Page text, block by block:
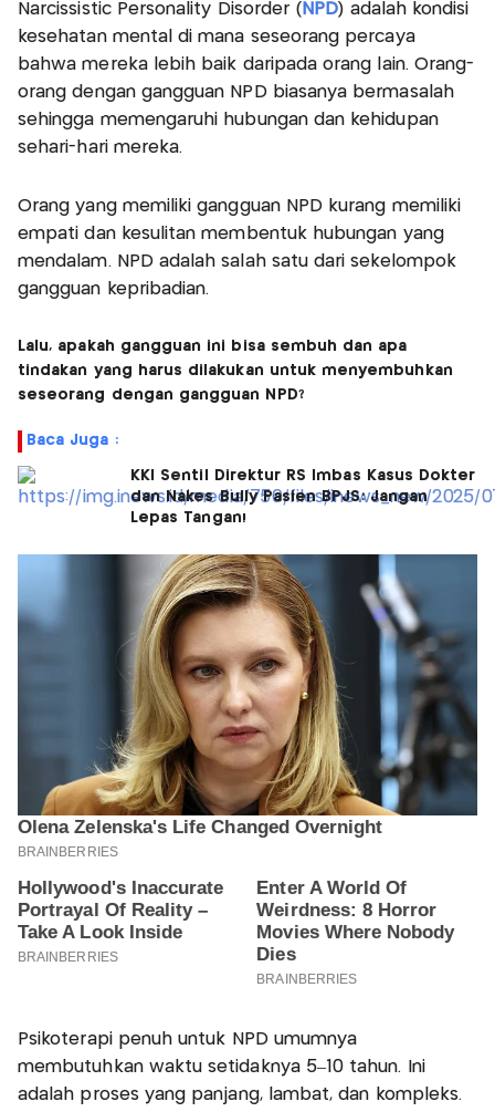
Narcissistic Personality Disorder ( NPD) adalah kondisi
kesehatan mental di mana seseorang percaya
bahwa mereka lebih baik daripada orang lain. Orang-
orang dengan gangguan NPD biasanya bermasalah
sehingga memengaruhi hubungan dan kehidupan
sehari-hari mereka.
Orang yang memiliki gangguan NPD kurang memiliki
empati dan kesulitan membentuk hubungan yang
mendalam. NPD adalah salah satu dari sekelompok
gangguan kepribadian.
Lalu, apakah gangguan ini bisa sembuh dan apa
tindakan yang harus dilakukan untuk menyembuhkan
seseorang dengan gangguan NPD?
Baca Juga :
KKI Sentil Direktur RS Imbas Kasus Dokter
dan Nakes Bully Pasien BPJS: Jangan
Lepas Tangan!
Psikoterapi penuh untuk NPD umumnya
membutuhkan waktu setidaknya 5–10 tahun. Ini
adalah proses yang panjang, lambat, dan kompleks.